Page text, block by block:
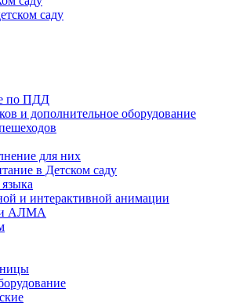
саду
по ПДД
и дополнительное оборудование
для них
в Детском саду
и интерактивной анимации
АЛМА